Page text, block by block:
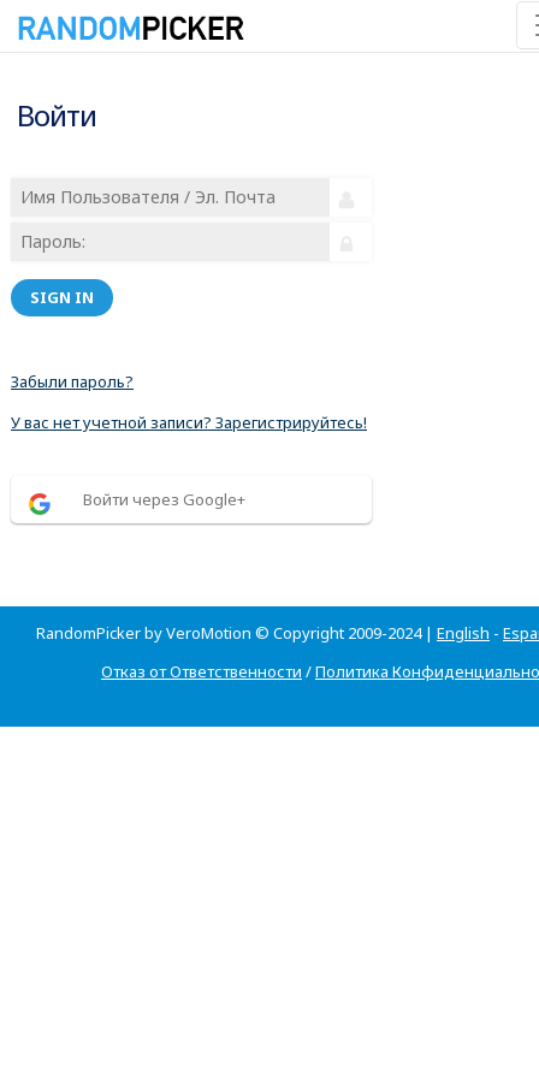
Войти
SIGN IN
Забыли пароль?
У вас нет учетной записи? Зарегистрируйтесь!
Войти через Google+
RandomPicker by VeroMotion © Copyright 2009-2024 | English -
Отказ от Ответственности /Политика